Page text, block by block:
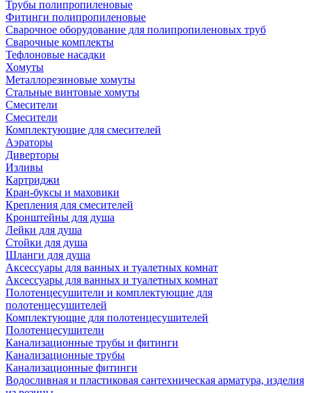
Трубы полипропиленовые
Фитинги полипропиленовые
Сварочное оборудование для полипропиленовых труб
Сварочные комплекты
Тефлоновые насадки
Хомуты
Металлорезиновые хомуты
Стальные винтовые хомуты
Смесители
Смесители
Комплектующие для смесителей
Аэраторы
Диверторы
Изливы
Картриджи
Кран-буксы и маховики
Крепления для смесителей
Кронштейны для душа
Лейки для душа
Стойки для душа
Шланги для душа
Аксессуары для ванных и туалетных комнат
Аксессуары для ванных и туалетных комнат
Полотенцесушители и комплектующие для
полотенцесушителей
Комплектующие для полотенцесушителей
Полотенцесушители
Канализационные трубы и фитинги
Канализационные трубы
Канализационные фитинги
Водосливная и пластиковая сантехническая арматура, изделия